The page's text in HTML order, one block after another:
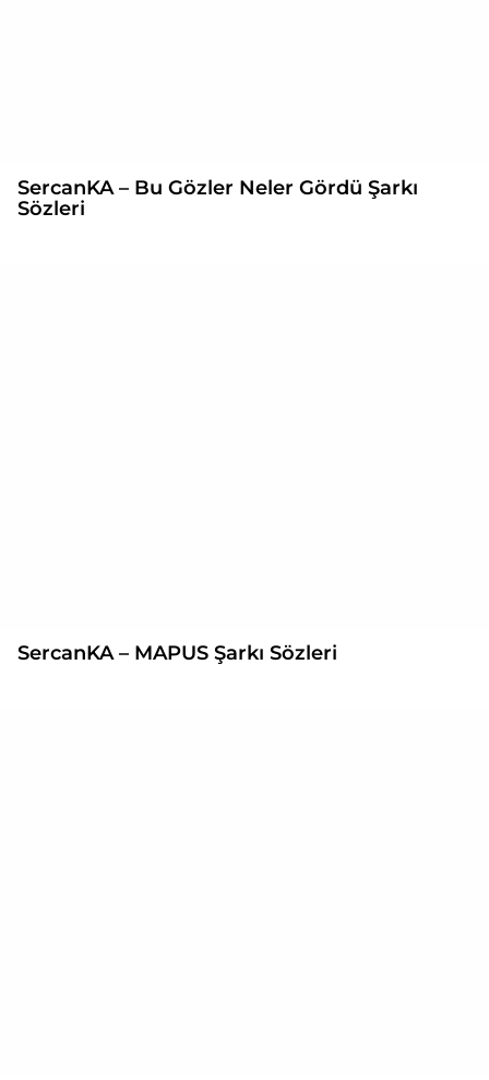
SercanKA – Bu Gözler Neler Gördü Şarkı
Sözleri
SercanKA – MAPUS Şarkı Sözleri